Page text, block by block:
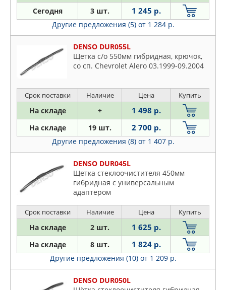
Сегодня 3 шт. 1 245 р.
Другие предложения (5) от 1 284 р.
DENSO DUR055L
Щетка с/о 550мм гибридная, крючок,
со сп. Chevrolet Alero 03.1999-09.2004
Срок поставки Наличие Цена Купить
На складе + 1 498 р.
На складе 19 шт. 2 700 р.
Другие предложения (8) от 1 407 р.
DENSO DUR045L
Щетка стеклоочистителя 450мм
гибридная с универсальным
адаптером
Срок поставки Наличие Цена Купить
На складе 2 шт. 1 625 р.
На складе 8 шт. 1 824 р.
Другие предложения (10) от 1 209 р.
DENSO DUR050L